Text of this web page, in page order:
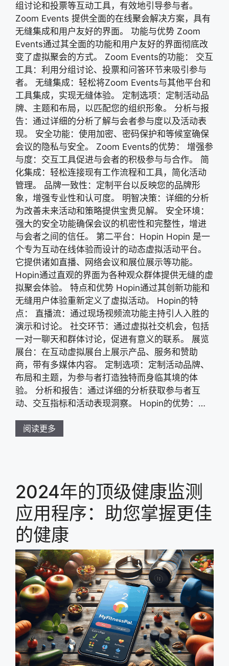
组讨论和投票等互动工具，有效地引导参与者。
Zoom Events 提供全面的在线聚会解决方案，具有
无缝集成和用户友好的界面。 功能与优势 Zoom
Events通过其全面的功能和用户友好的界面彻底改
变了虚拟聚会的方式。 Zoom Events的功能： 交互
工具：利用分组讨论、投票和问答环节来吸引参与
者。 无缝集成：轻松将Zoom Events与其他平台和
工具集成，实现无缝体验。 定制选项：定制活动品
牌、主题和布局，以匹配您的组织形象。 分析与报
告：通过详细的分析了解与会者参与度以及活动表
现。 安全功能：使用加密、密码保护和等候室确保
会议的隐私与安全。 Zoom Events的优势： 增强参
与度：交互工具促进与会者的积极参与与合作。 简
化集成：轻松连接现有工作流程和工具，简化活动
管理。 品牌一致性：定制平台以反映您的品牌形
象，增强专业性和认可度。 明智决策：详细的分析
为改善未来活动和策略提供宝贵见解。 安全环境：
强大的安全功能确保会议的机密性和完整性，增进
与会者之间的信任。 第二平台：Hopin Hopin 是一
个专为互动在线体验而设计的动态虚拟活动平台。
它提供诸如直播、网络会议和展位展示等功能。
Hopin通过直观的界面为各种观众群体提供无缝的虚
拟聚会体验。 特点和优势 Hopin通过其创新功能和
无缝用户体验重新定义了虚拟活动。 Hopin的特
点： 直播流：通过现场视频流功能主持引人入胜的
演示和讨论。 社交环节：通过虚拟社交机会，包括
一对一聊天和群体讨论，促进有意义的联系。 展览
展台：在互动虚拟展台上展示产品、服务和赞助
商，带有多媒体内容。 定制选项：定制活动品牌、
布局和主题，为参与者打造独特而身临其境的体
验。 分析和报告：通过详细的分析获取参与者互
动、交互指标和活动表现洞察。 Hopin的优势：…
阅读更多
2024年的顶级健康监测
应用程序：助您掌握更佳
的健康